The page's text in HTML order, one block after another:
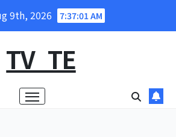
9th, 2026 7:37:03 AM
TV_TE